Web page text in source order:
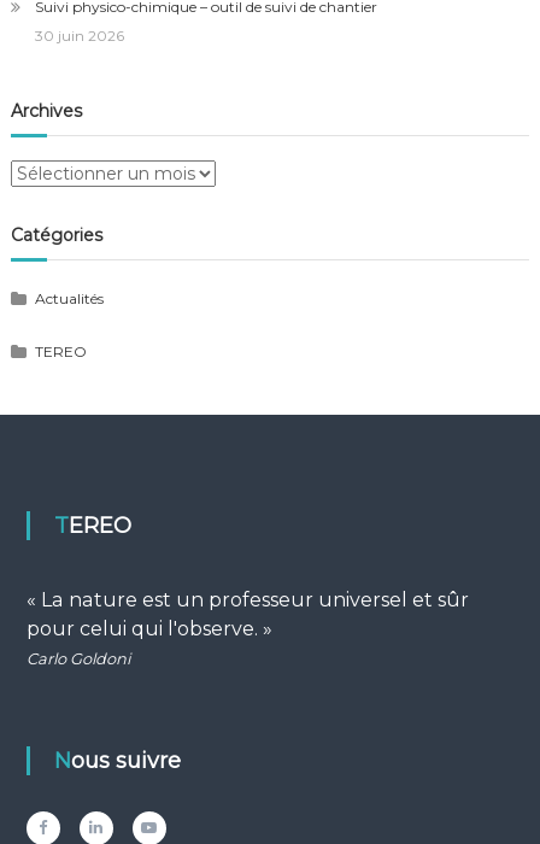
Suivi physico-chimique – outil de suivi de chantier
30 juin 2026
Archives
Archives
Catégories
Actualités
TEREO
TEREO
« La nature est un professeur universel et sûr
pour celui qui l'observe. »
Carlo Goldoni
Nous suivre
FacebookLinkedInYouTube